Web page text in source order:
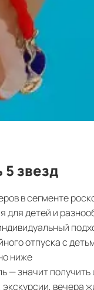
5 звезд
в сегменте
для детей и
отпуска с
ниже
— значит
вечера